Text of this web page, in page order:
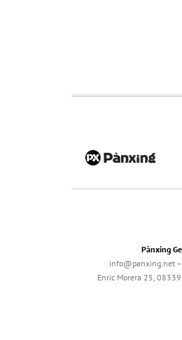
Pànxing
info@panxing.net
Enric Morera 25,